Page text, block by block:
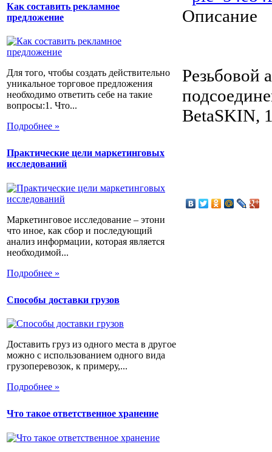
Как составить рекламное
предложение
Для того, чтобы создать действительно
уникальное торговое предложения
необходимо ответить себе на такие
вопросы:1. Что...
Подробнее »
Практические цели маркетинговых
исследований
Маркетинговое исследование – этони
что иное, как сбор и последующий
анализ информации, которая является
необходимой...
Подробнее »
Способы доставки грузов
Доставить груз из одного места в другое
можно с использованием одного вида
грузоперевозок, к примеру,...
Подробнее »
Что такое ответственное хранение
Описание
Резьбовой
BetaSKIN,